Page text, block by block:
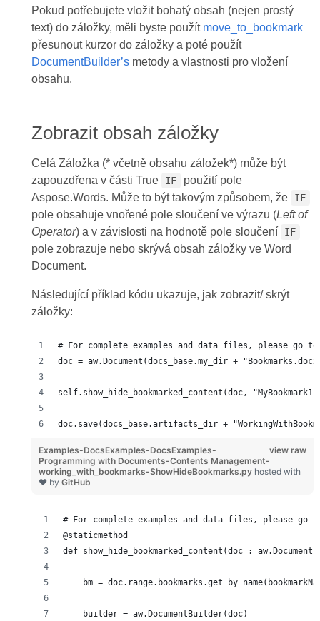
Pokud potřebujete vložit bohatý obsah (nejen prostý
text) do záložky, měli byste použít move_to_bookmark
přesunout kurzor do záložky a poté použít
DocumentBuilder’smetody a vlastnosti pro vložení
obsahu.
Zobrazit obsah záložky
Celá Záložka (* včetně obsahu záložek*) může být
zapouzdřena v části True
IF
použití pole
Aspose.Words. Může to být takovým způsobem, že
IF
pole obsahuje vnořené pole sloučení ve výrazu (Left of
Operator) a v závislosti na hodnotě pole sloučení IF
pole zobrazuje nebo skrývá obsah záložky ve Word
Document.
Následující příklad kódu ukazuje, jak zobrazit/ skrýt
záložky:
# For complete examples and data files, please go to
doc = aw.Document(docs_base.my_dir +
self.show_hide_bookmarked_content(doc,
doc.save(docs_base.artifacts_dir +
view raw
Examples-DocsExamples-DocsExamples-
Programming with Documents-Contents Management-
working_with_bookmarks-ShowHideBookmarks.py hosted with
❤ by GitHub
# For complete examples and data files, please go
@staticmethod
def show_hide_bookmarked_content(doc :
bm =
    builder = aw.DocumentBuilder(doc)